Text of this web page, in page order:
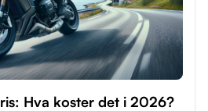
Hva koster det i 2026?